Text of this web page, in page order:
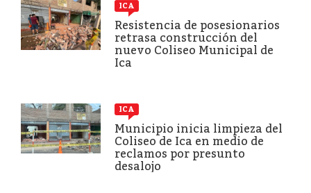
ICA
Resistencia de posesionarios
retrasa construcción del
nuevo Coliseo Municipal de
Ica
ICA
Municipio inicia limpieza del
Coliseo de Ica en medio de
reclamos por presunto
desalojo